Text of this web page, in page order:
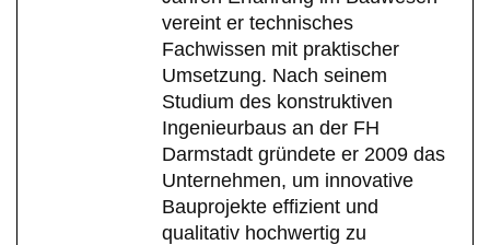
vereint er technisches
Fachwissen mit praktischer
Umsetzung. Nach seinem
Studium des konstruktiven
Ingenieurbaus an der FH
Darmstadt gründete er 2009 das
Unternehmen, um innovative
Bauprojekte effizient und
qualitativ hochwertig zu